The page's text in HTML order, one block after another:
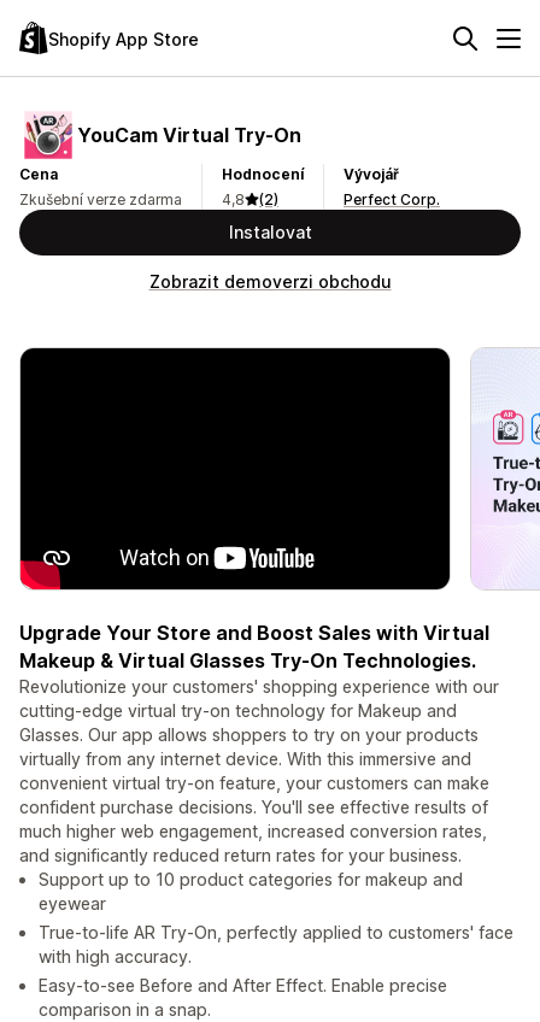
Shopify App Store
YouCam Virtual Try‑On
Cena
Zkušební verze zdarma
Hodnocení
4,8
(2)
Vývojář
Perfect Corp.
Instalovat
Zobrazit demoverzi obchodu
Upgrade Your Store and Boost Sales with Virtual
Makeup & Virtual Glasses Try-On Technologies.
Revolutionize your customers' shopping experience with our
cutting-edge virtual try-on technology for Makeup and
Glasses. Our app allows shoppers to try on your products
virtually from any internet device. With this immersive and
convenient virtual try-on feature, your customers can make
confident purchase decisions. You'll see effective results of
much higher web engagement, increased conversion rates,
and significantly reduced return rates for your business.
Support up to 10 product categories for makeup and
eyewear
True-to-life AR Try-On, perfectly applied to customers' face
with high accuracy.
Easy-to-see Before and After Effect. Enable precise
comparison in a snap.